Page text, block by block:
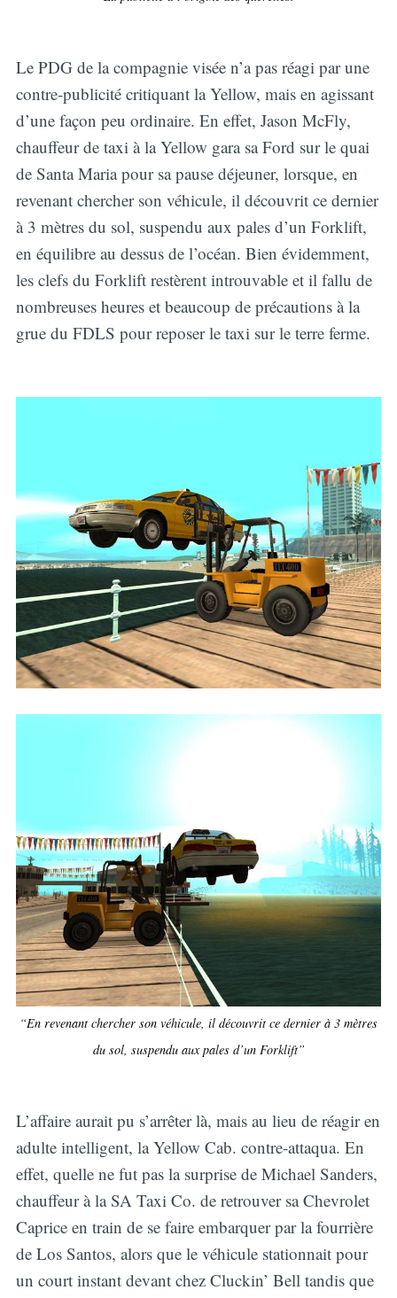
Le PDG de la compagnie visée n’a pas réagi par une
contre-publicité critiquant la Yellow, mais en agissant
d’une façon peu ordinaire. En effet, Jason McFly,
chauffeur de taxi à la Yellow gara sa Ford sur le quai
de Santa Maria pour sa pause déjeuner, lorsque, en
revenant chercher son véhicule, il découvrit ce dernier
à 3 mètres du sol, suspendu aux pales d’un Forklift,
en équilibre au dessus de l’océan. Bien évidemment,
les clefs du Forklift restèrent introuvable et il fallu de
nombreuses heures et beaucoup de précautions à la
grue du FDLS pour reposer le taxi sur le terre ferme.
“En revenant chercher son véhicule, il découvrit ce dernier à 3 mètres
du sol, suspendu aux pales d’un Forklift”
L’affaire aurait pu s’arrêter là, mais au lieu de réagir en
adulte intelligent, la Yellow Cab. contre-attaqua. En
effet, quelle ne fut pas la surprise de Michael Sanders,
chauffeur à la SA Taxi Co. de retrouver sa Chevrolet
Caprice en train de se faire embarquer par la fourrière
de Los Santos, alors que le véhicule stationnait pour
un court instant devant chez Cluckin’ Bell tandis que